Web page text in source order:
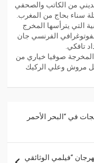
من الكاتب والصحفي
سناء بحاج من المغرب.
التي يترأسها المخرج
الفرنسي جان
تافكي.
المخرجة صوفيا خياري من
مروش وعلي الركيك
في “البحر الأحمر
“فيلمي الوثائقي